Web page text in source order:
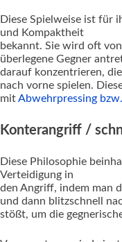
Diese Spielweise ist für
und Kompaktheit
bekannt. Sie wird oft von
überlegene Gegner
darauf konzentrieren,
nach vorne spielen.
mitAbwehrpressing
Konterangriff /
Diese Philosophie
Verteidigung in
den Angriff, indem man
und dann blitzschnell
stößt, um die